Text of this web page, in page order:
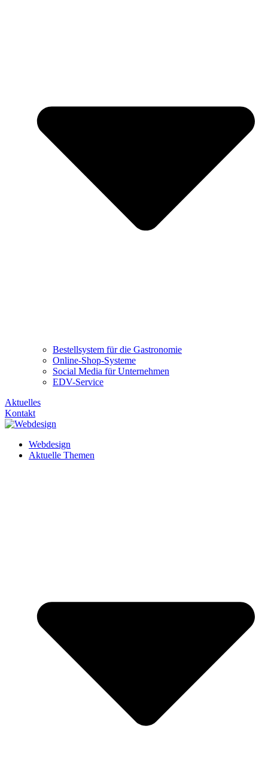
Bestellsystem für die Gastronomie
Online-Shop-Systeme
Social Media für Unternehmen
EDV-Service
Aktuelles
Kontakt
Webdesign
Aktuelle Themen